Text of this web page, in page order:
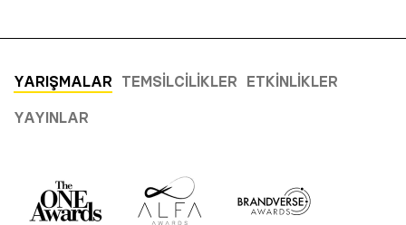
YARIŞMALAR TEMSILCILIKLER ETKINLIKLER
YAYINLAR